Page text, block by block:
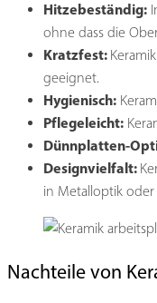
Hitzebeständig:
ohne dass die
Kratzfest:
geeignet.
Hygienisch:
Pflegeleicht:
Dünnplatten-
Designvielfalt:
in Metalloptik
Nachteile von